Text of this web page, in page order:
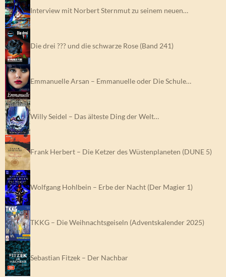
Interview mit Norbert Sternmut zu seinem neuen…
Die drei ??? und die schwarze Rose (Band 241)
Emmanuelle Arsan – Emmanuelle oder Die Schule…
Willy Seidel – Das älteste Ding der Welt…
Frank Herbert – Die Ketzer des Wüstenplaneten (DUNE 5)
Wolfgang Hohlbein – Erbe der Nacht (Der Magier 1)
TKKG – Die Weihnachtsgeiseln (Adventskalender 2025)
Sebastian Fitzek – Der Nachbar